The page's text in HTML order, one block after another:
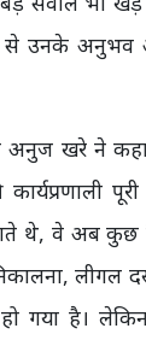
से उनके अनुभव
अनुज खरे ने
थे, वे अब कुछ
निकालना,
गया है।